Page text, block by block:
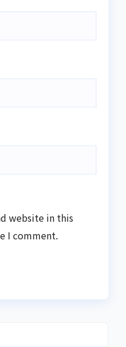
website in this
I comment.